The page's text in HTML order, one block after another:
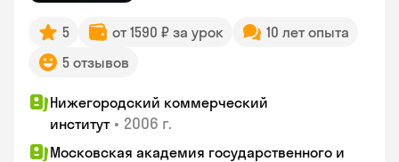
5 от 1590 ₽ за урок
10 лет опыта
5 отзывов
Нижегородский коммерческий
институт • 2006 г.
Московская академия государственного и